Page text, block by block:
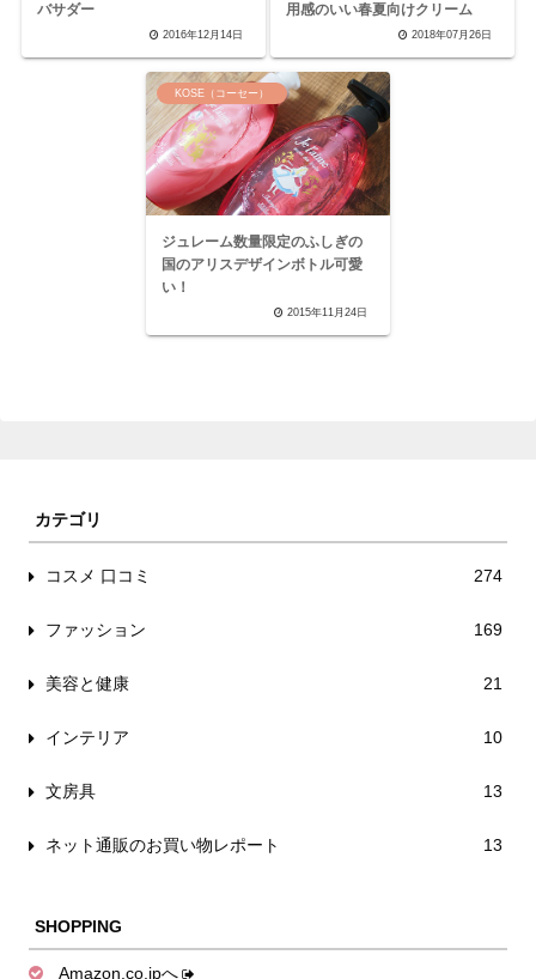
バサダー
2016年12月14日
用感のいい春夏向けクリーム
2018年07月26日
KOSE（コーセー）
ジュレーム数量限定のふしぎの
国のアリスデザインボトル可愛
い！
2015年11月24日
カテゴリ
コスメ 口コミ 274
ファッション 169
美容と健康 21
インテリア 10
文房具 13
ネット通販のお買い物レポート 13
SHOPPING
Amazon.co.jpへ